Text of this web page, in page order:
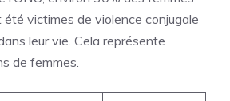
victimes de violence conjugale
leur vie. Cela représente
de femmes.